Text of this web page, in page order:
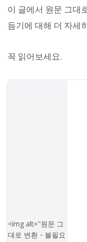
이 글에서 원문 그대
듬기에 대해 더 자세
꼭 읽어보세요.
<img alt="원문 그
대로 변환・불필요